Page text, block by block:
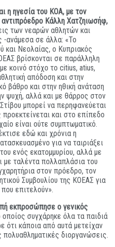
η ηγεσία του ΚΟΑ, με τον
αντιπρόεδρο Κάλλη Χατζηιωσήφ,
των νεαρών αθλητών και
-ανάμεσα σε άλλα: «Το
και Νεολαίας, ο Κυπριακός
βρίσκονται σε παράλληλη
κοινό στόχο το citius, atius,
απόδοση και στην
βάθρο και στην ηθική ανάταση
ψυχή, αλλά και με θάρρος στον
μπορεί να περηφανεύεται
και στο επίπεδο
είναι ούτε συμπτωματικό.
εδώ και χρόνια η
για να ταιριάξει
ενός εκατομμυρίου, αλλά με
με ταλέντα πολλαπλάσια του
στον πρόεδρο, τον
Συμβουλίου της ΚΟΕΑΣ για
επιτελούν».
εκπροσώπησε ο γενικός
οποίος συγχάρηκε όλα τα παιδιά
ότι κάποια από αυτά μετείχαν
διοργανώσεις.